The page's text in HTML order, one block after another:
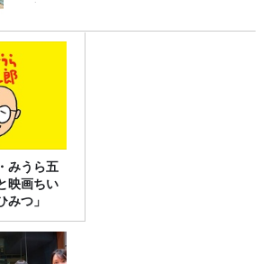
みうら五
映画ちい
つ」